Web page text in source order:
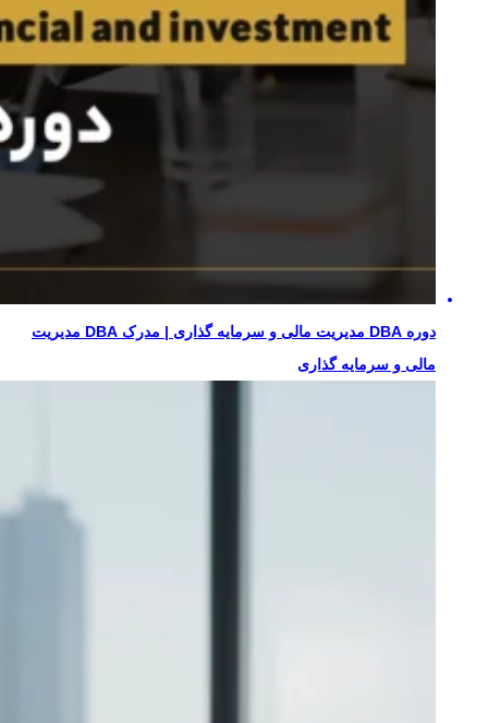
دوره DBA مدیریت مالی و سرمایه گذاری | مدرک DBA مدیریت
مالی و سرمایه گذاری